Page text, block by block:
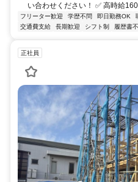
い合わせください！ ✅ 高時給
フリーター歓迎 学歴不問 即日勤務OK
交通費支給
長期歓迎 シフト制 履歴書
正社員